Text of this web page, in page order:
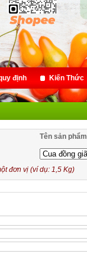
định Kiến Thức
Tên sản phẩm
đơn vị (ví dụ: 1,5 Kg)